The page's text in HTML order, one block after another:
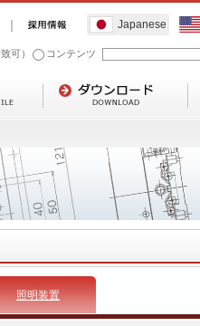
Japanese
可） コンテンツ
照明装置